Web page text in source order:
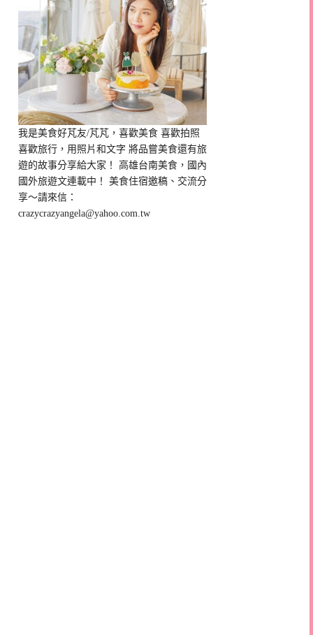
我是美食好芃友/芃芃，喜歡美食 喜歡拍照
喜歡旅行，用照片和文字 將品嘗美食還有旅
遊的故事分享給大家！ 高雄台南美食，國內
國外旅遊文連載中！ 美食住宿邀稿、交流分
享～請來信：
crazycrazyangela@yahoo.com.tw